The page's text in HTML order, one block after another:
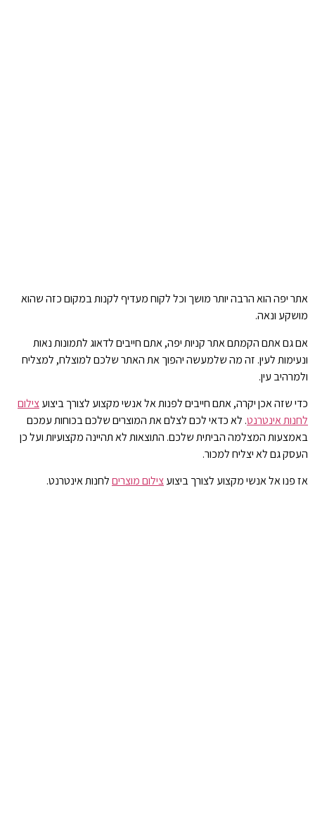
אתר יפה הוא הרבה יותר מושך וכל לקוח מעדיף לקנות במקום כזה שהוא
מושקע ונאה.
אם גם אתם הקמתם אתר קניות יפה, אתם חייבים לדאוג לתמונות נאות
ונעימות לעין. זה מה שלמעשה יהפוך את האתר שלכם למוצלח, למצליח
ולמרהיב עין.
כדי שזה אכן יקרה, אתם חייבים לפנות אל אנשי מקצוע לצורך ביצועצילום
לחנות אינטרנט. לא כדאי לכם לצלם את המוצרים שלכם בכוחות עמכם
באמצעות המצלמה הביתית שלכם. התוצאות לא תהיינה מקצועיות ועל כן
העסק גם לא יצליח למכור.
אז פנו אל אנשי מקצוע לצורך ביצועצילום מוצריםלחנות אינטרנט.